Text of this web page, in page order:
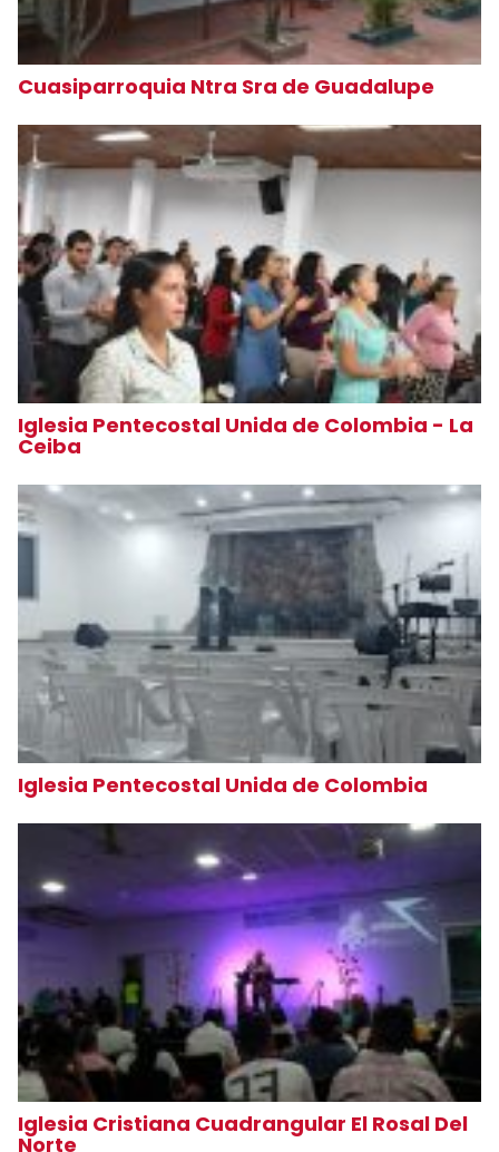
Cuasiparroquia Ntra Sra de Guadalupe
Iglesia Pentecostal Unida de Colombia - La
Ceiba
Iglesia Pentecostal Unida de Colombia
Iglesia Cristiana Cuadrangular El Rosal Del
Norte